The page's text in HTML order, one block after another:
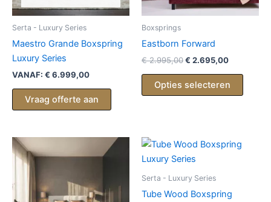
Serta - Luxury Series
Maestro Grande Boxspring
Luxury Series
VANAF: € 6.999,00
Vraag offerte aan
Boxsprings
Eastborn Forward
€2.995,00€ 2.695,00
Opties selecteren
Serta - Luxury Series
Tube Wood Boxspring